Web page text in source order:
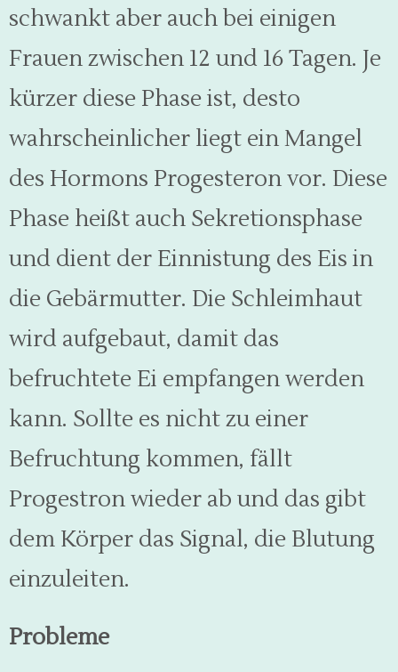
schwankt aber auch bei einigen
Frauen zwischen 12 und 16 Tagen. Je
kürzer diese Phase ist, desto
wahrscheinlicher liegt ein Mangel
des Hormons Progesteron vor. Diese
Phase heißt auch Sekretionsphase
und dient der Einnistung des Eis in
die Gebärmutter. Die Schleimhaut
wird aufgebaut, damit das
befruchtete Ei empfangen werden
kann. Sollte es nicht zu einer
Befruchtung kommen, fällt
Progestron wieder ab und das gibt
dem Körper das Signal, die Blutung
einzuleiten.
Probleme